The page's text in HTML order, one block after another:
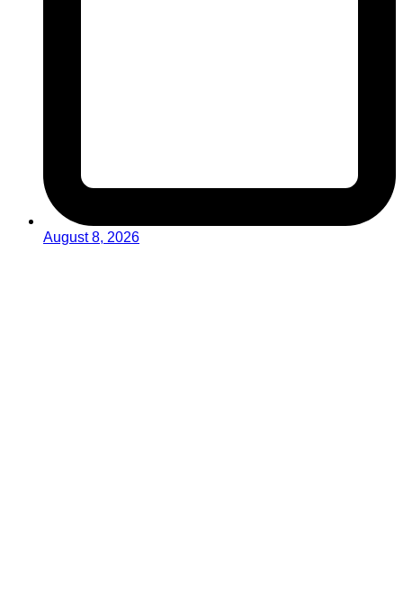
August 8, 2026